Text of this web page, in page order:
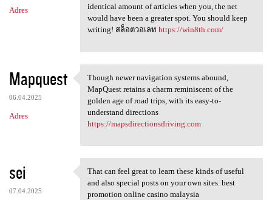
Adres
identical amount of articles when you, the net
would have been a greater spot. You should keep
writing! สล็อตวอเลท https://win8th.com/
Mapquest
06.04.2025
Adres
Though newer navigation
Though newer navigation systems abound,
MapQuest retains a charm reminiscent of the
golden age of road trips, with its easy-to-
understand directions
https://mapsdirectionsdriving.com
sei
07.04.2025
That can feel great to learn
That can feel great to learn these kinds of useful
and also special posts on your own sites. best
promotion online casino malaysia